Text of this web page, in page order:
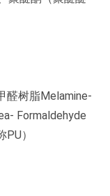
醛树脂Melamine-
Formaldehyde
）